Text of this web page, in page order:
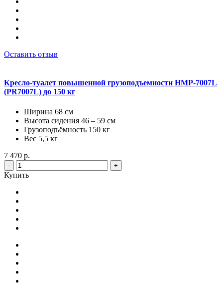
Оставить отзыв
Кресло-туалет повышенной грузоподъемности HMP-7007L
(PR7007L) до 150 кг
Ширина 68 см
Высота сидения 46 – 59 см
Грузоподъёмность 150 кг
Вес 5,5 кг
7 470 р.
- +
Купить